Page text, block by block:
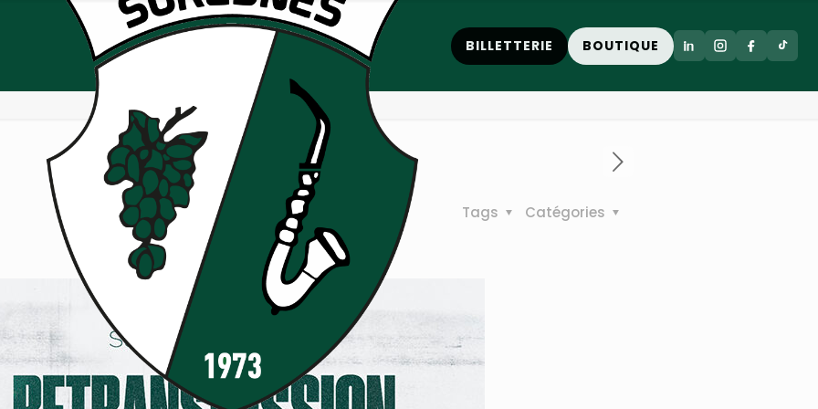
BILLETTERIE BOUTIQUE
à la Peña pour France-Écosse !
15 mars, tous à la Peña pour France-Écosse !
Catégories
Tags